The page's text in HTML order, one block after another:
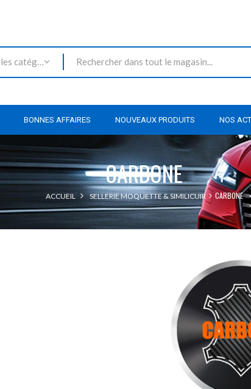
Toutes les catégories
BONNES AFFAIRES NOUVEAUX PRODUITS NOS
CARBONE
ACCUEIL SELLERIE MOQUETTE & SIMILICUIR CARBONE